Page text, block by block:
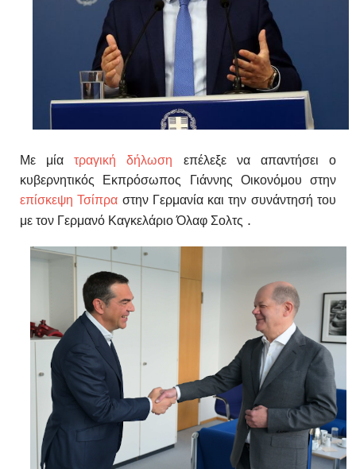
Με μίατραγική δήλωση επέλεξε να απαντήσει ο
κυβερνητικός Εκπρόσωπος Γιάννης Οικονόμου στην
επίσκεψη Τσίπρα στην Γερμανία και την συνάντησή του
με τον Γερμανό ΚαγκελάριοΌλαφ Σολτς .